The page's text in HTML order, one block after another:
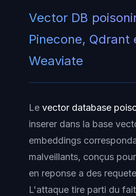
Vector DB
Pinecone, Qdrant
Weaviate
Le vector database
inserer dans la base
embeddings
malveillants, conçus
en reponse a des
L'attaque tire parti du